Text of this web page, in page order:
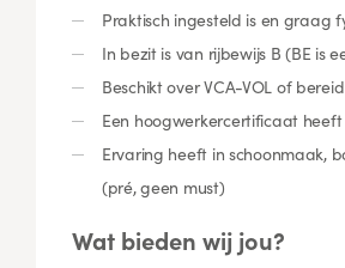
Praktisch ingesteld is en graag
In bezit is van rijbewijs B (BE is
Beschikt over VCA-VOL of
Een hoogwerkercertificaat
Ervaring heeft in schoonmaak,
(pré, geen must)
Wat bieden wij jou?